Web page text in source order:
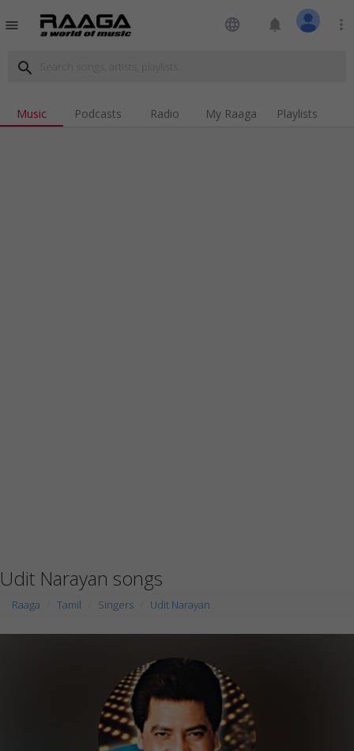
menu language notifications more_vert
search
Music Podcasts Radio My Raaga Playlists
Udit Narayan songs
Raaga Tamil Singers Udit Narayan